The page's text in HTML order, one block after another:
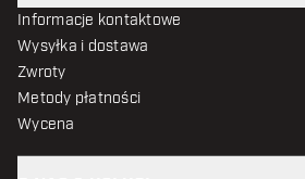
Informacje kontaktowe
Wysyłka i dostawa
Zwroty
Metody płatności
Wycena